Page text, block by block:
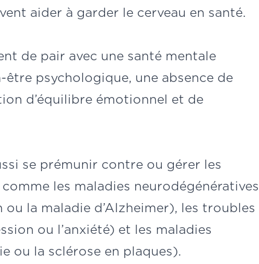
aider à garder le cerveau en santé.
de pair avec une santé mentale
psychologique, une absence de
d’équilibre émotionnel et de
se prémunir contre ou gérer les
les maladies neurodégénératives
la maladie d’Alzheimer), les troubles
ou l’anxiété) et les maladies
ou la sclérose en plaques).